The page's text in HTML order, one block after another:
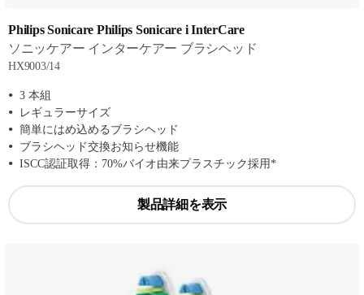
Philips Sonicare Philips Sonicare i InterCare
ソニッケアー インターケアー ブラシヘッド
HX9003/14
3 本組
レギュラーサイズ
簡単にはめ込めるブラシヘッド
ブラシヘッド交換お知らせ機能
ISCC認証取得：70%バイオ由来プラスチック採用*
製品詳細を表示